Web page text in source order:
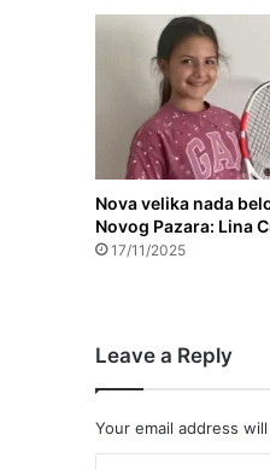
Nova velika nada
Novog Pazara: Lina
17/11/2025
Leave a Reply
Your email address